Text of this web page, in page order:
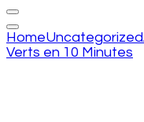
HomeUncategorized
Verts en 10 Minutes